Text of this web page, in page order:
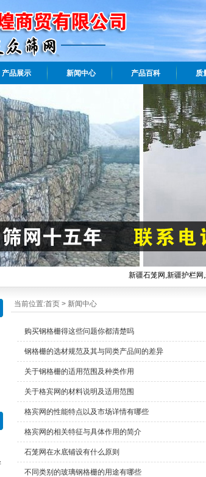
产品展示 新闻中心 产品百科 质
新疆石笼网,新疆护栏网,
当前位置:首页 > 新闻中心
购买钢格栅得这些问题你都清楚吗
钢格栅的选材规范及其与同类产品间的差异
关于钢格栅的适用范围及种类作用
关于格宾网的材料说明及适用范围
格宾网的性能特点以及市场详情有哪些
格宾网的相关特征与具体作用的简介
石笼网在水底铺设有什么原则
不同类别的玻璃钢格栅的用途有哪些